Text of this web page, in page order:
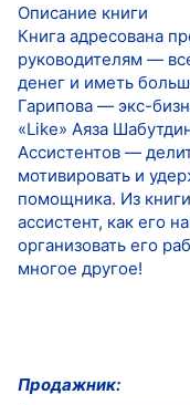
Описание книги
Книга адресована
руководителям —
денег и иметь
Гарипова — экс-
«Like» Аяза
Ассистентов —
мотивировать и
помощника. Из
ассистент, как его
организовать его
многое другое!
Продажник: